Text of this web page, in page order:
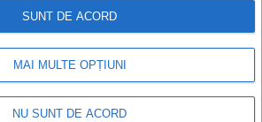
în orice moment, revenind la acest site
"Confidențialitate" din partea de jos a
MAI MULTE OPȚIUNI
NU SUNT DE ACORD
SUNT DE ACORD